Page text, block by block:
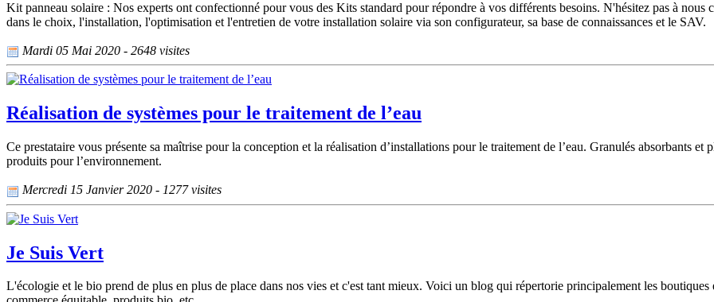
Kit panneau solaire : Nos experts ont confectionné pour vous des Kits standard pour répondre à vos différents besoins. N'hésitez pas à nous
dans le choix, l'installation, l'optimisation et l'entretien de votre installation solaire via son configurateur, sa base de connaissances et le SAV.
Mardi 05 Mai 2020 - 2648 visites
Réalisation de systèmes pour le traitement de l’eau
Ce prestataire vous présente sa maîtrise pour la conception et la réalisation d’installations pour le traitement de l’eau. Granulés absorbants et
produits pour l’environnement.
Mercredi 15 Janvier 2020 - 1277 visites
Je Suis Vert
L'écologie et le bio prend de plus en plus de place dans nos vies et c'est tant mieux. Voici un blog qui répertorie principalement les